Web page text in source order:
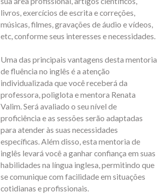
livros, exercícios de escrita e correções,
músicas, filmes, gravações de áudio e vídeos,
etc, conforme seus interesses e necessidades.
Uma das principais vantagens desta mentoria
de fluência no inglês é a atenção
individualizada que você receberá da
professora, poliglota e mentora Renata
Valim. Será avaliado o seu nível de
proficiência e as sessões serão adaptadas
para atender às suas necessidades
específicas. Além disso, esta mentoria de
inglês levará você a ganhar confiança em suas
habilidades na língua inglesa, permitindo que
se comunique com facilidade em situações
cotidianas e profissionais.